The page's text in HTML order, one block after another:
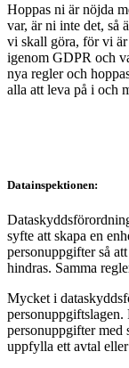
Hoppas ni är nöjda
var, är ni inte det, så
vi skall göra, för vi
igenom GDPR och
nya regler och
alla att leva på i och
Datainspektionen:
syfte att skapa en
personuppgifter så
hindras. Samma
Mycket i
personuppgiftslagen.
personuppgifter med
uppfylla ett avtal